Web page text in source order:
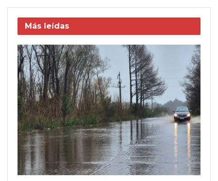
Más leídas